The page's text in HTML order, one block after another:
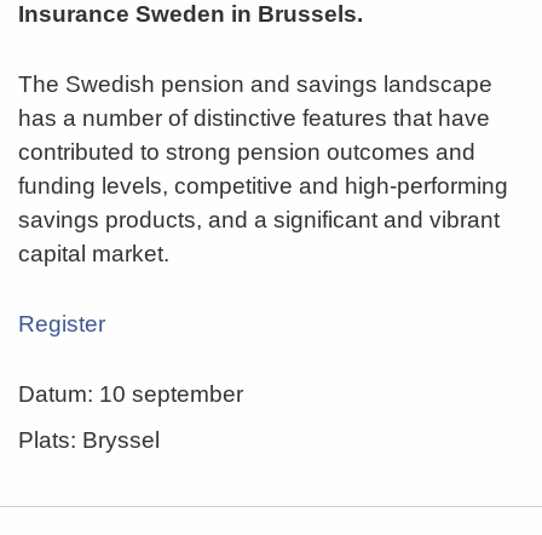
Insurance Sweden in Brussels.
The Swedish pension and savings landscape
has a number of distinctive features that have
contributed to strong pension outcomes and
funding levels, competitive and high-performing
savings products, and a significant and vibrant
capital market.
Register
Datum: 10 september
Plats: Bryssel